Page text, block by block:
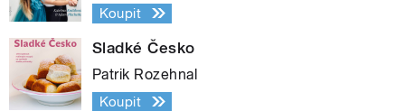
Koupit
Sladké Česko
Patrik Rozehnal
Koupit